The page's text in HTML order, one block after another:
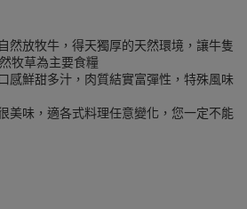
然放牧牛，得天獨厚的天然環境，讓牛隻
牧草為主要食糧
感鮮甜多汁，肉質結實富彈性，特殊風味
美味，適各式料理任意變化，您一定不能